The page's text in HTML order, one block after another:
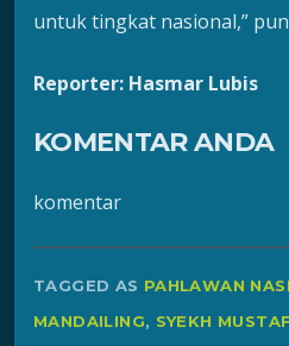
untuk tingkat nasional,”
Reporter: Hasmar Lubis
KOMENTAR ANDA
komentar
TAGGED AS PAHLAWAN
MANDAILING, SYEKH